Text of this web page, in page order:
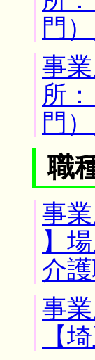
門
事
所
門
職
事
】
介護
事
【